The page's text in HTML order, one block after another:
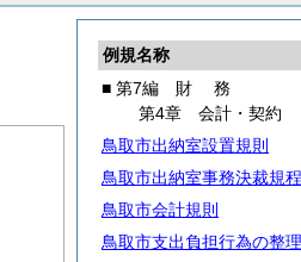
例規名称
■ 第7編 財 務
第4章 会計・契約
鳥取市出納室設置規則
鳥取市出納室事務決裁規程
鳥取市会計規則
鳥取市支出負担行為の整